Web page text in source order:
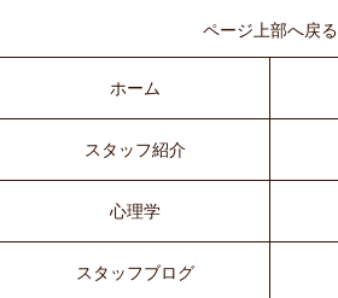
ページ上部へ戻る
ホーム
スタッフ紹介
心理学
スタッフブログ